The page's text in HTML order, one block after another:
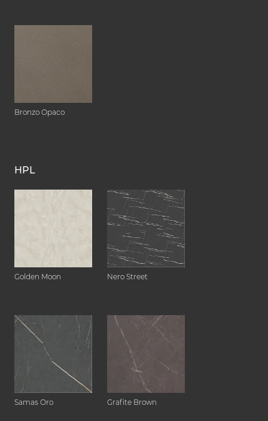
Bronzo Opaco
HPL
Golden Moon Nero Street
Samas Oro Grafite Brown